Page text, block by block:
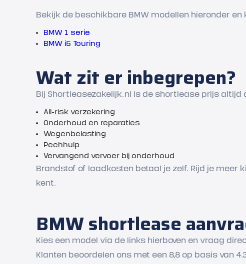
Bekijk de beschikbare BMW modellen hieronder
BMW 1 serie
BMW i5 Touring
Wat zit er inbegrepen?
Bij Shortleasezakelijk.nl is de shortlease prijs altijd
All-risk verzekering
Onderhoud en reparaties
Wegenbelasting
Pechhulp
Vervangend vervoer bij onderhoud
Brandstof of laadkosten betaal je zelf. Rijd je meer
kent.
BMW shortlease
Kies een model via de links hierboven en vraag
Klanten beoordelen ons met een 8,8 op basis van